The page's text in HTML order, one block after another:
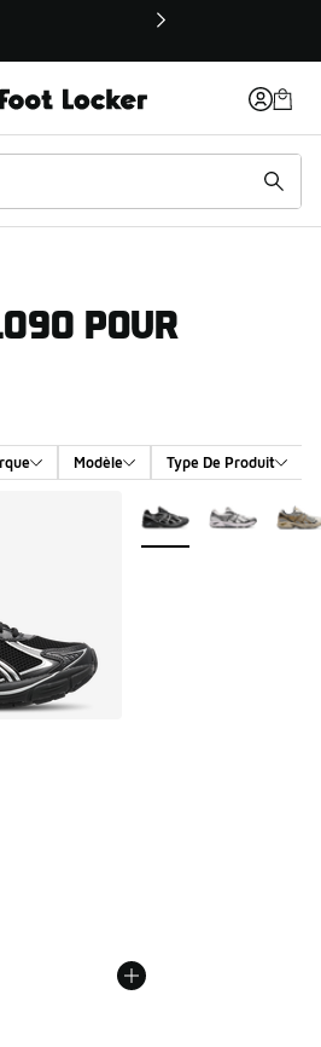
fenêtre
POUR
Modèle Type De Produit
Prix en baisse de € 129,99 à
Plus de couleurs